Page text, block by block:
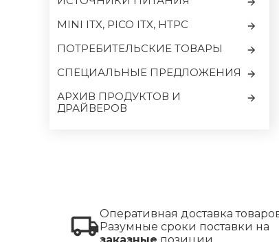
MINI ITX, PICO ITX, HTPC
ПОТРЕБИТЕЛЬСКИЕ ТОВАРЫ
CПЕЦИАЛЬНЫЕ ПРЕДЛОЖЕНИЯ
АРХИВ ПРОДУКТОВ И
ДРАЙВЕРОВ
Оперативная доставка
Разумные сроки поставки на
заказные позиции